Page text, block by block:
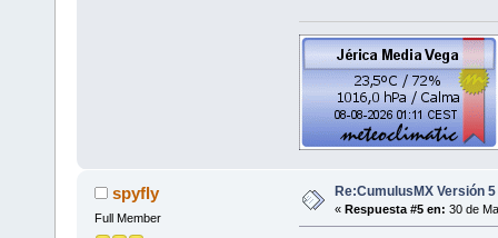
spyfly
Full Member
Re:CumulusMX Versión 5
« Respuesta #5 en: 30 de